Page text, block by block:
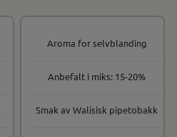
Aroma for selvblanding
Anbefalt i miks: 15-20%
Smak av Walisisk pipetobakk